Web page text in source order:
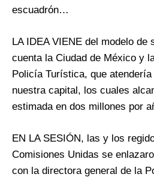
escuadrón…
LA IDEA VIENE del modelo de
cuenta la Ciudad de México y
Policía Turística, que
nuestra capital, los cuales
estimada en dos millones por
EN LA SESIÓN, las y los
Comisiones Unidas se
con la directora general de la